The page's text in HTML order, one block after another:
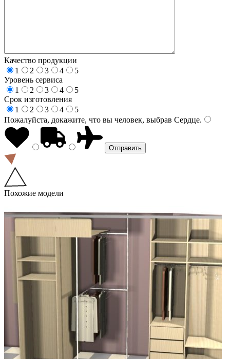
Качество продукции
1
2 3 4
5
Уровень сервиса
1
2 3 4
5
Срок изготовления
1
2 3 4
5
Пожалуйста, докажите, что вы человек, выбрав Сердце.
Похожие модели